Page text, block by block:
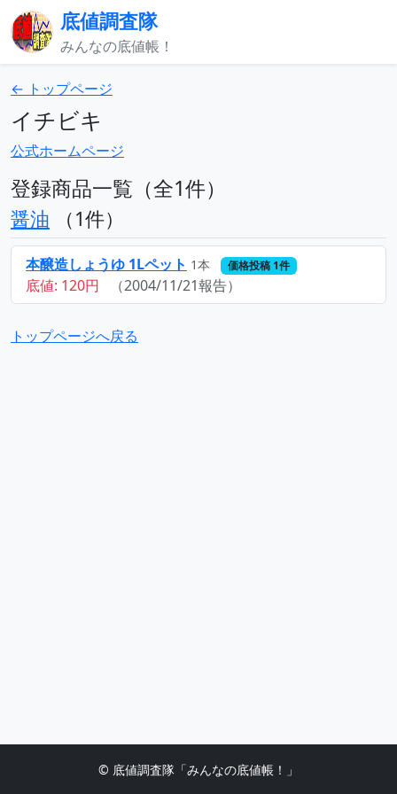
底値調査隊
みんなの底値帳！
← トップページ
イチビキ
公式ホームページ
登録商品一覧（全1件）
醤油 （1件）
本醸造しょうゆ 1Lペット 1本 価格投稿 1件
底値: 120円 （2004/11/21報告）
トップページへ戻る
© 底値調査隊「みんなの底値帳！」